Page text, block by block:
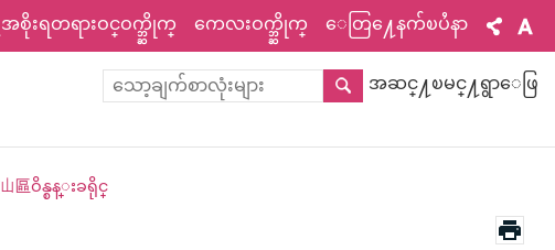
းရတရားဝင္ဝက္ဘ္ဆိုက္ ကေလးဝက္ဘ္ဆိုက္ ေတြ႔ေနက်ၿပႆနာ
အဆင္႔ၿမင္႔ရွာေဖြ
區ဝိန္စန္းခရိုင္